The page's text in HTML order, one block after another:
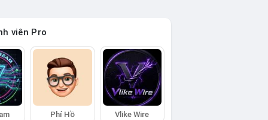
viên Pro
Phí Hồ Vlike Wire